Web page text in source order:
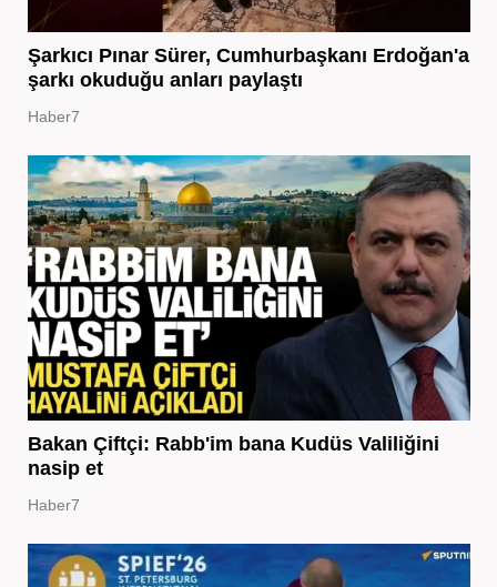
Şarkıcı Pınar Sürer, Cumhurbaşkanı Erdoğan'a
şarkı okuduğu anları paylaştı
Haber7
Bakan Çiftçi: Rabb'im bana Kudüs Valiliğini
nasip et
Haber7